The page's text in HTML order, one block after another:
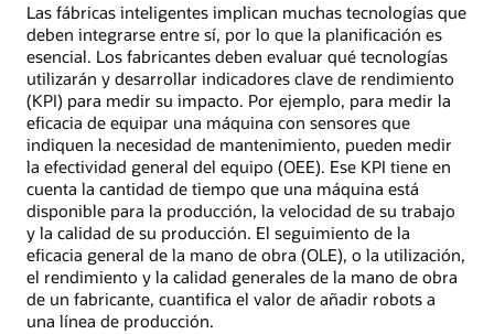
Las fábricas inteligentes implican muchas tecnologías que
deben integrarse entre sí, por lo que la planificación es
esencial. Los fabricantes deben evaluar qué tecnologías
utilizarán y desarrollar indicadores clave de rendimiento
(KPI) para medir su impacto. Por ejemplo, para medir la
eficacia de equipar una máquina con sensores que
indiquen la necesidad de mantenimiento, pueden medir
la efectividad general del equipo (OEE). Ese KPI tiene en
cuenta la cantidad de tiempo que una máquina está
disponible para la producción, la velocidad de su trabajo
y la calidad de su producción. El seguimiento de la
eficacia general de la mano de obra (OLE), o la utilización,
el rendimiento y la calidad generales de la mano de obra
de un fabricante, cuantifica el valor de añadir robots a
una línea de producción.